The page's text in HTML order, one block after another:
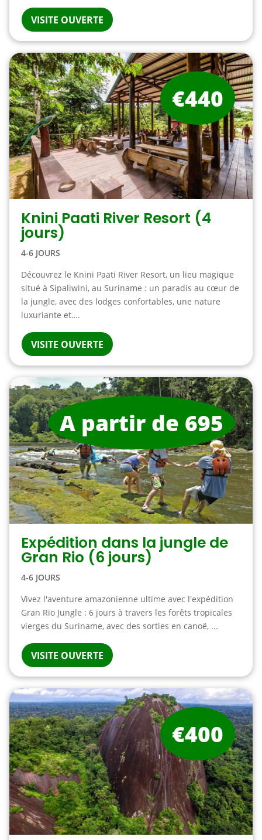
VISITE OUVERTE
Knini Paati River Resort (4
jours)
4-6 JOURS
Découvrez le Knini Paati River Resort, un lieu magique
situé à Sipaliwini, au Suriname : un paradis au cœur de
la jungle, avec des lodges confortables, une nature
luxuriante et….
VISITE OUVERTE
€440
Expédition dans la jungle de
Gran Rio (6 jours)
4-6 JOURS
Vivez l'aventure amazonienne ultime avec l'expédition
Gran Rio Jungle : 6 jours à travers les forêts tropicales
vierges du Suriname, avec des sorties en canoë, ...
VISITE OUVERTE
A partir de 695
€400